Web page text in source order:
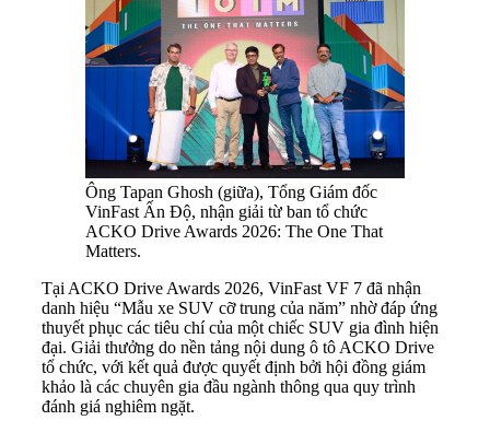
Ông Tapan Ghosh (giữa), Tổng Giám đốc
VinFast Ấn Độ, nhận giải từ ban tổ chức
ACKO Drive Awards 2026: The One That
Matters.
Tại ACKO Drive Awards 2026, VinFast VF 7 đã nhận
danh hiệu “Mẫu xe SUV cỡ trung của năm” nhờ đáp ứng
thuyết phục các tiêu chí của một chiếc SUV gia đình hiện
đại. Giải thưởng do nền tảng nội dung ô tô ACKO Drive
tổ chức, với kết quả được quyết định bởi hội đồng giám
khảo là các chuyên gia đầu ngành thông qua quy trình
đánh giá nghiêm ngặt.